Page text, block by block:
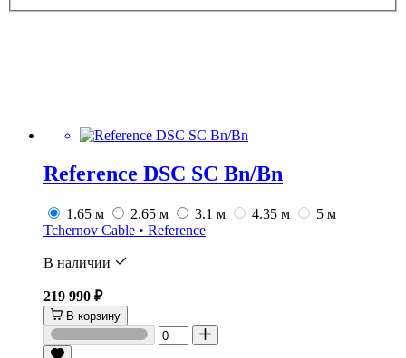
Reference DSC SC Bn/Bn
1.65 м 2.65 м 3.1 м 4.35 м
5 м
Tchernov Cable • Reference
В наличии
219 990 ₽
В корзину